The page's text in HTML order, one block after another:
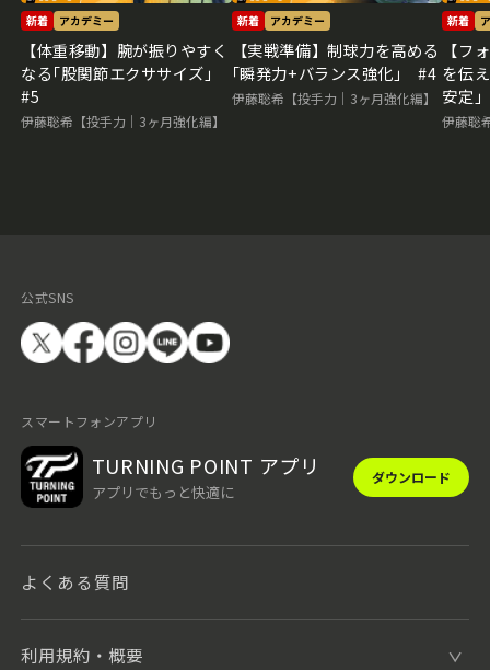
新着 アカデミー
【体重移動】腕が振りやすく
なる｢股関節エクササイズ｣
#5
伊藤聡希【投手力｜3ヶ月強化編】
新着 アカデミー
【実戦準備】制球力を高める
｢瞬発力+バランス強化｣ #4
伊藤聡希【投手力｜3ヶ月強化編】
新着
【フ
を伝
安定
伊藤聡
公式SNS
スマートフォンアプリ
TURNING POINT アプリ
アプリでもっと快適に
ダウンロード
よくある質問
利用規約・概要